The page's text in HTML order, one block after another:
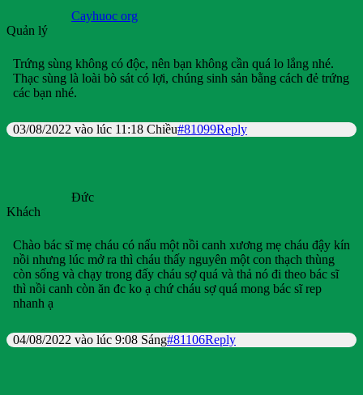
Cayhuoc org
Quản lý
Trứng sùng không có độc, nên bạn không cần quá lo lắng nhé.
Thạc sùng là loài bò sát có lợi, chúng sinh sản bằng cách đẻ trứng
các bạn nhé.
03/08/2022 vào lúc 11:18 Chiều#81099Reply
Đức
Khách
Chào bác sĩ mẹ cháu có nấu một nồi canh xương mẹ cháu đậy kín
nồi nhưng lúc mở ra thì cháu thấy nguyên một con thạch thùng
còn sống và chạy trong đấy cháu sợ quá và thả nó đi theo bác sĩ
thì nồi canh còn ăn đc ko ạ chứ cháu sợ quá mong bác sĩ rep
nhanh ạ
04/08/2022 vào lúc 9:08 Sáng#81106Reply